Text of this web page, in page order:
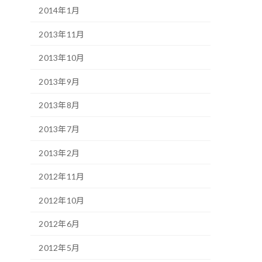
2014年1月
2013年11月
2013年10月
2013年9月
2013年8月
2013年7月
2013年2月
2012年11月
2012年10月
2012年6月
2012年5月